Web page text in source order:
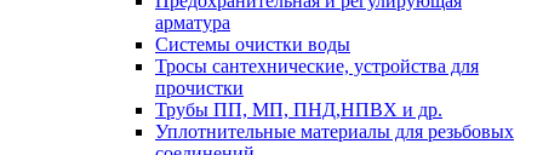
арматура
Системы очистки воды
Тросы сантехнические, устройства для
прочистки
Трубы ПП, МП, ПНД,НПВХ и др.
Уплотнительные материалы для резьбовых